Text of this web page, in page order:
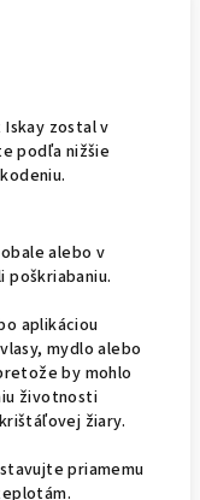
zostal v
podľa nižšie
alebo v
poškriabaniu.
aplikáciou
mydlo alebo
by mohlo
životnosti
žiary.
priamemu